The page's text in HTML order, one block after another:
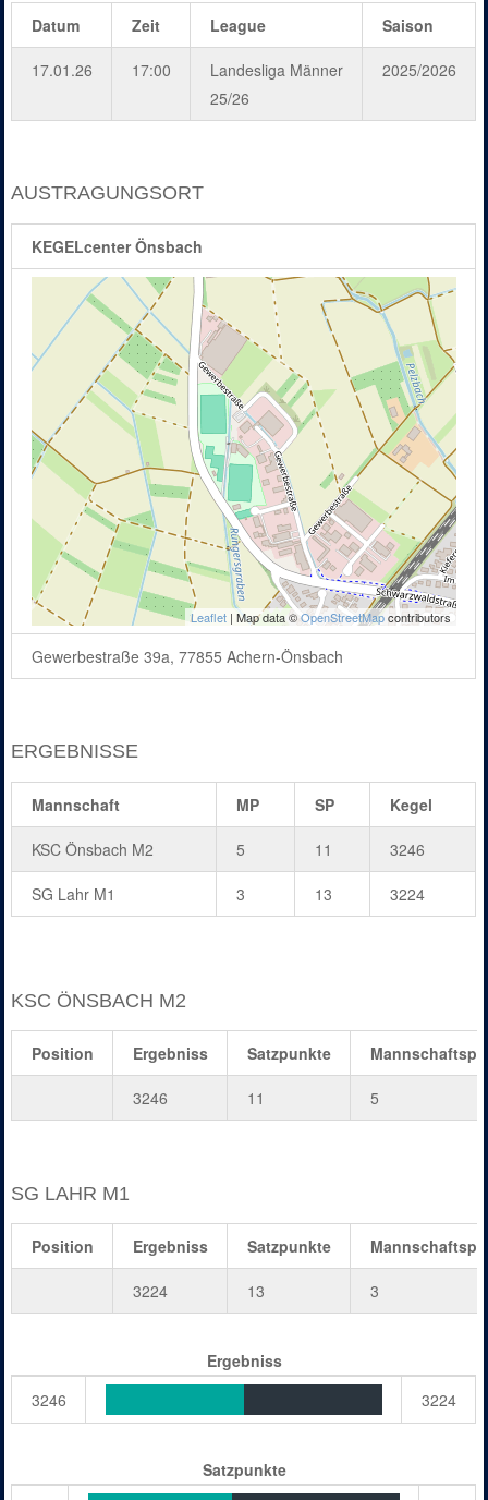
Datum Zeit League Saison
17.01.26 17:00
Landesliga Männer
25/26
2025/2026
AUSTRAGUNGSORT
KEGELcenter Önsbach
Leaflet| Map data ©OpenStreetMapcontributors
Gewerbestraße 39a, 77855 Achern-Önsbach
ERGEBNISSE
Mannschaft MP SP Kegel
KSC Önsbach M2 5 11 3246
SG Lahr M1 3 13 3224
KSC ÖNSBACH M2
Position Ergebniss Satzpunkte
3246 11 5
SG LAHR M1
Position Ergebniss Satzpunkte
3224 13 3
Ergebniss
3246
3224
Satzpunkte